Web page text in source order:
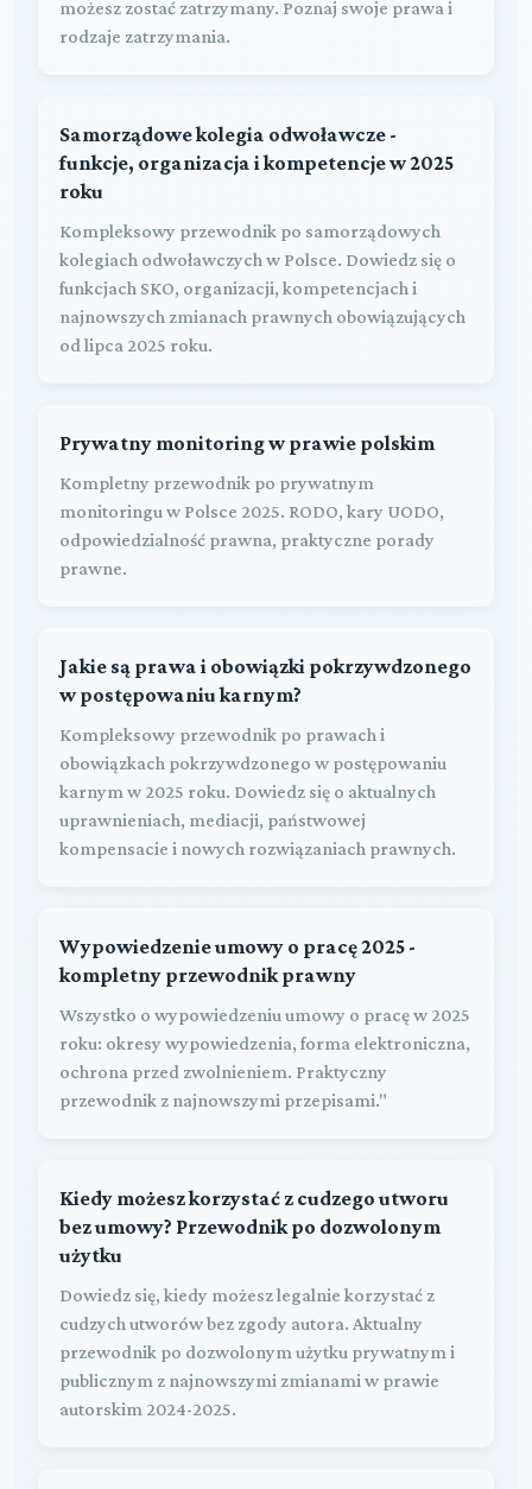
możesz zostać zatrzymany. Poznaj swoje prawa i
rodzaje zatrzymania.
Samorządowe kolegia odwoławcze -
funkcje, organizacja i kompetencje w 2025
roku
Kompleksowy przewodnik po samorządowych
kolegiach odwoławczych w Polsce. Dowiedz się o
funkcjach SKO, organizacji, kompetencjach i
najnowszych zmianach prawnych obowiązujących
od lipca 2025 roku.
Prywatny monitoring w prawie polskim
Kompletny przewodnik po prywatnym
monitoringu w Polsce 2025. RODO, kary UODO,
odpowiedzialność prawna, praktyczne porady
prawne.
Jakie są prawa i obowiązki pokrzywdzonego
w postępowaniu karnym?
Kompleksowy przewodnik po prawach i
obowiązkach pokrzywdzonego w postępowaniu
karnym w 2025 roku. Dowiedz się o aktualnych
uprawnieniach, mediacji, państwowej
kompensacie i nowych rozwiązaniach prawnych.
Wypowiedzenie umowy o pracę 2025 -
kompletny przewodnik prawny
Wszystko o wypowiedzeniu umowy o pracę w 2025
roku: okresy wypowiedzenia, forma elektroniczna,
ochrona przed zwolnieniem. Praktyczny
przewodnik z najnowszymi przepisami."
Kiedy możesz korzystać z cudzego utworu
bez umowy? Przewodnik po dozwolonym
użytku
Dowiedz się, kiedy możesz legalnie korzystać z
cudzych utworów bez zgody autora. Aktualny
przewodnik po dozwolonym użytku prywatnym i
publicznym z najnowszymi zmianami w prawie
autorskim 2024-2025.